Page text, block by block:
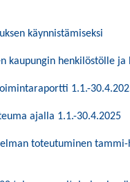
käynnistämiseksi
kaupungin henkilöstölle
1.1.-
ajalla 1.1.-30.4.2025
toteutuminen